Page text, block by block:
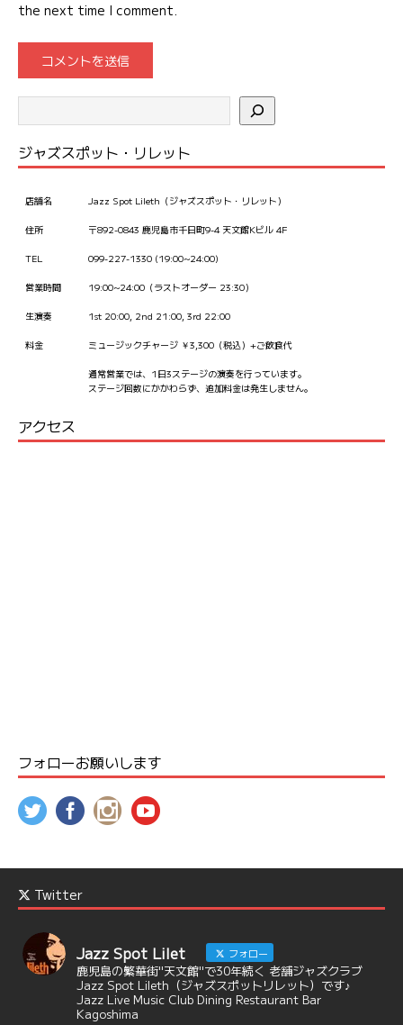
the next time I comment.
ジャズスポット・リレット
店舗名 Jazz Spot Lileth（ジャズスポット・リレット）
住所 〒892-0843 鹿児島市千日町9-4 天文館Kビル 4F
TEL 099-227-1330 (19:00~24:00)
営業時間 19:00~24:00（ラストオーダー 23:30）
生演奏 1st 20:00, 2nd 21:00, 3rd 22:00
料金 ミュージックチャージ ￥3,300（税込）+ご飲食代
通常営業では、1日3ステージの演奏を行っています。
ステージ回数にかかわらず、追加料金は発生しません。
アクセス
フォローお願いします
Twitter
Jazz Spot Lilet フォロー
鹿児島の繁華街"天文館"で30年続く 老舗ジャズクラブ
Jazz Spot Lileth（ジャズスポットリレット）です♪
Jazz Live Music Club Dining Restaurant Bar
Kagoshima